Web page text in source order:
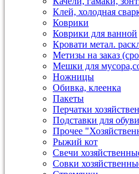
Клей, холодная
Коврики
Коврики для ванной
Кровати метал.
Метизы на заказ
Мешки для
Ножницы
Обивка, клеенка
Пакеты
Перчатки
Подставки для обуви
Прочее
Рыжий кот
Свечи
Совки